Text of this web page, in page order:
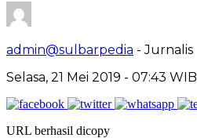
admin@sulbarpedia - Jurnalis
Selasa, 21 Mei 2019 - 07:43 WIB
URL berhasil dicopy